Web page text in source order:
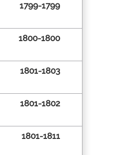
1799-1799
1800-1800
1801-1803
1801-1802
1801-1811